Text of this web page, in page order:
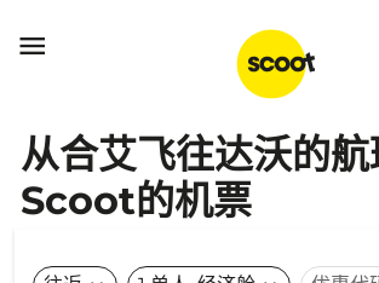

从合艾飞往达沃的航
Scoot的机票